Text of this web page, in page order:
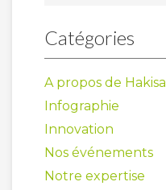
Catégories
A propos de Hakisa
Infographie
Innovation
Nos événements
Notre expertise